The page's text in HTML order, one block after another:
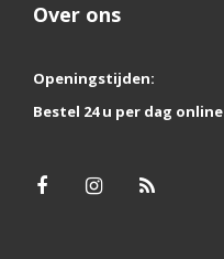
Over ons
Openingstijden:
Bestel 24 u per dag online